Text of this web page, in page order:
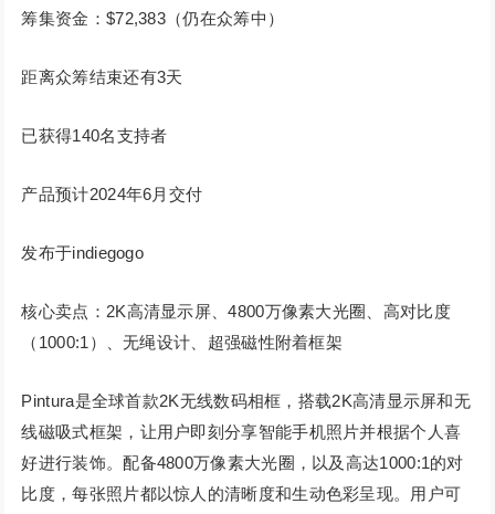
筹集资金：$72,383（仍在众筹中）
距离众筹结束还有3天
已获得140名支持者
产品预计2024年6月交付
发布于indiegogo
核心卖点：2K高清显示屏、4800万像素大光圈、高对比度
（1000:1）、无绳设计、超强磁性附着框架
Pintura是全球首款2K无线数码相框，搭载2K高清显示屏和无
线磁吸式框架，让用户即刻分享智能手机照片并根据个人喜
好进行装饰。配备4800万像素大光圈，以及高达1000:1的对
比度，每张照片都以惊人的清晰度和生动色彩呈现。用户可